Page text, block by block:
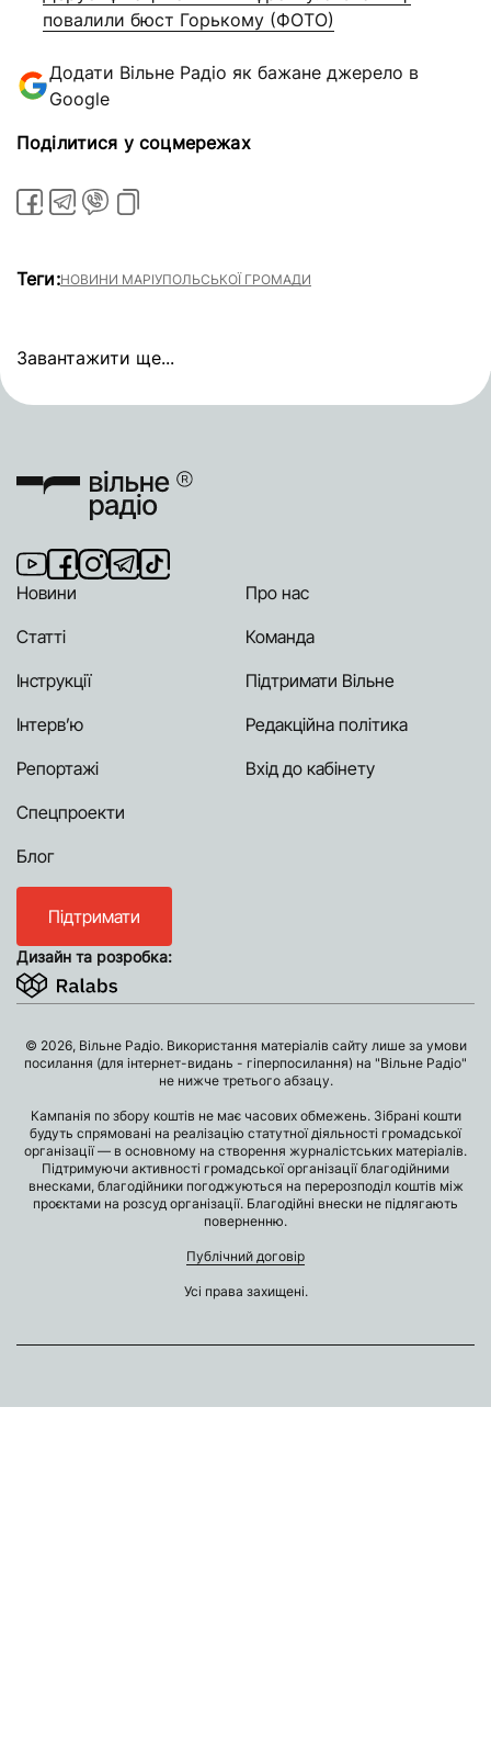
повалили бюст Горькому (ФОТО)
Додати Вільне Радіо як бажане джерело в
Google
Поділитися у соцмережах
Теги:НОВИНИ МАРІУПОЛЬСЬКОЇ ГРОМАДИ
Завантажити ще...
Новини
Статті
Інструкції
Інтерв’ю
Репортажі
Спецпроекти
Блог
Про нас
Команда
Підтримати Вільне
Редакційна політика
Вхід до кабінету
Підтримати
Дизайн та розробка:
© 2026, Вільне Радіо. Використання матеріалів сайту лише за умови
посилання (для інтернет-видань - гіперпосилання) на "Вільне Радіо"
не нижче третього абзацу.
Кампанія по збору коштів не має часових обмежень. Зібрані кошти
будуть спрямовані на реалізацію статутної діяльності громадської
організації — в основному на створення журналістських матеріалів.
Підтримуючи активності громадської організації благодійними
внесками, благодійники погоджуються на перерозподіл коштів між
проєктами на розсуд організації. Благодійні внески не підлягають
поверненню.
Публічний договір
Усі права захищені.